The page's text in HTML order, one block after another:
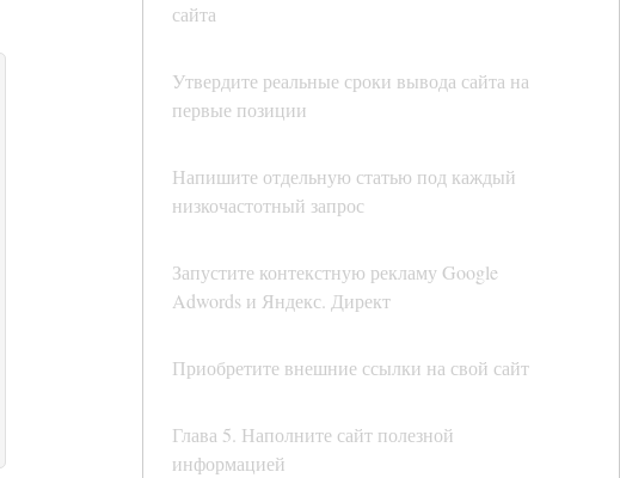
сайта
Утвердите реальные сроки вывода сайта на
первые позиции
Напишите отдельную статью под каждый
низкочастотный запрос
Запустите контекстную рекламу Google
Adwords и Яндекс. Директ
Приобретите внешние ссылки на свой сайт
Глава 5. Наполните сайт полезной
информацией